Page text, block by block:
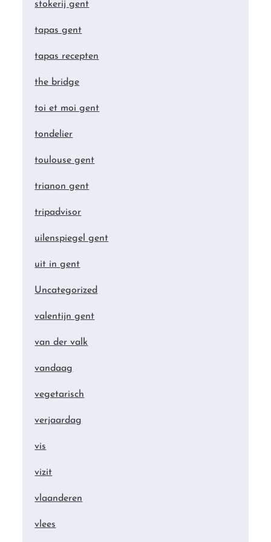
stokerij gent
tapas gent
tapas recepten
the bridge
toi et moi gent
tondelier
toulouse gent
trianon gent
tripadvisor
uilenspiegel gent
uit in gent
Uncategorized
valentijn gent
van der valk
vandaag
vegetarisch
verjaardag
vis
vizit
vlaanderen
vlees